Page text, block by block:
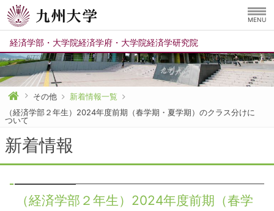
経済学部 ・ 大学院経済学府 ・ 大学院経済学研究院
MENU
その他
新着情報一覧
（経済学部２年生）2024年度前期（春学期・夏学期）のクラス分けに
ついて
新着情報
（経済学部２年生）2024年度前期（春学